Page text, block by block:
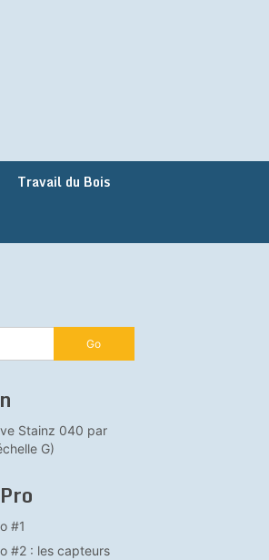
Travail du Bois
Stainz 040 par
G)
#1
#2 : les capteurs